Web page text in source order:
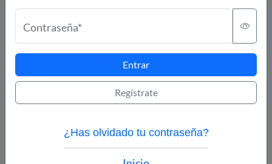
Tamaño actual del tumor
Calcular puntaje
Contraseña*
Entrar
Regístrate
¿Has olvidado tu contraseña?